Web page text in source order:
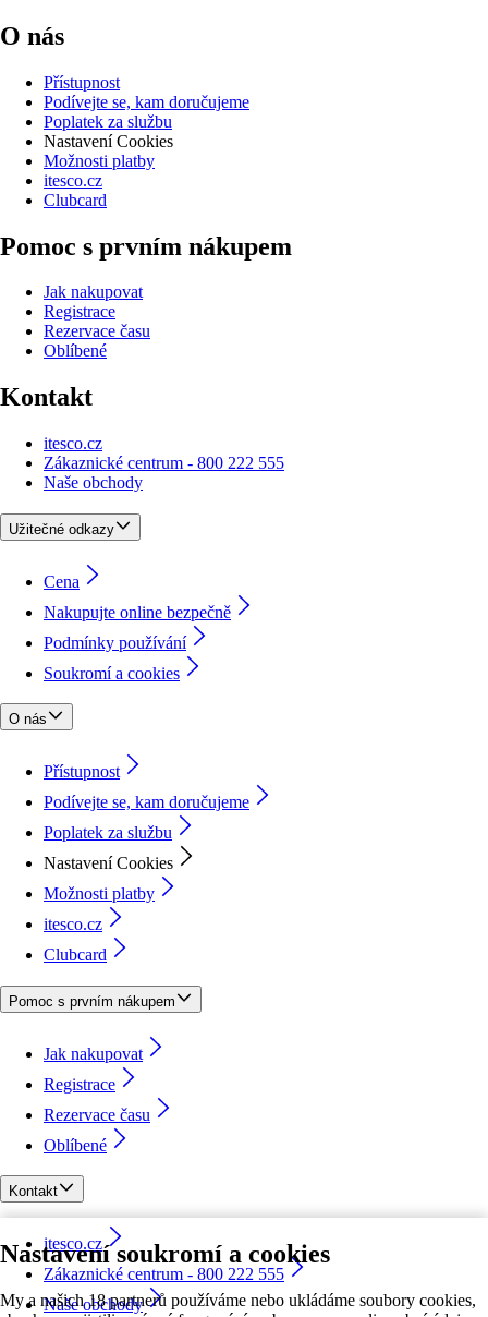
Nastavení soukromí a cookies
My a našich 18 partnerů používáme nebo ukládáme soubory cookies,
O nás
Přístupnost
Podívejte se, kam doručujeme
Poplatek za službu
Nastavení Cookies
Možnosti platby
itesco.cz
Clubcard
Pomoc s prvním nákupem
Jak nakupovat
Registrace
Rezervace času
Oblíbené
Kontakt
itesco.cz
Zákaznické centrum - 800 222 555
Naše obchody
Užitečné odkazy
Cena
Nakupujte online bezpečně
Podmínky používání
Soukromí a cookies
O nás
Přístupnost
Podívejte se, kam doručujeme
Poplatek za službu
Nastavení Cookies
Možnosti platby
itesco.cz
Clubcard
Pomoc s prvním nákupem
Jak nakupovat
Registrace
Rezervace času
Oblíbené
Kontakt
itesco.cz
Zákaznické centrum - 800 222 555
Naše obchody